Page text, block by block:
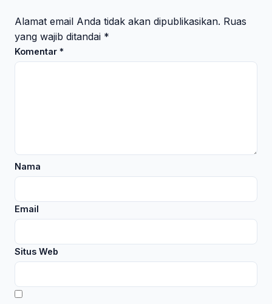
Alamat email Anda tidak akan dipublikasikan. Ruas
yang wajib ditandai *
Komentar *
Nama
Email
Situs Web